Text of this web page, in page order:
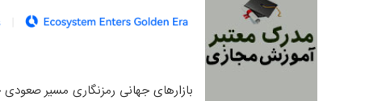
بازارهای جهانی رمزنگاری مسیر